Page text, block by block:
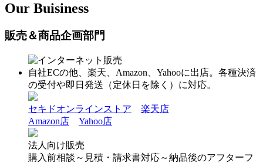
Our Buisiness
販売＆商品企画部門
インターネット販売
自社ECの他、楽天、Amazon、Yahooに出店。各種決済
の受付や即日発送（定休日を除く）に対応。
セキドオンラインストア
楽天店
Amazon店
Yahoo店
法人向け販売
購入前相談～見積・請求書対応～納品後のアフターフ